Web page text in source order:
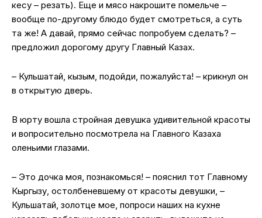
кесу – резать). Еще и мясо накрошите помельче –
вообще по-другому блюдо будет смотреться, а суть
та же! А давай, прямо сейчас попробуем сделать? –
предложил дорогому другу Главный Казах.
– Кульшатай, кызым, подойди, пожалуйста! – крикнул он
в открытую дверь.
В юрту вошла стройная девушка удивительной красоты
и вопросительно посмотрела на Главного Казаха
оленьими глазами.
– Это дочка моя, познакомься! – пояснил тот Главному
Кыргызу, остолбеневшему от красоты девушки, –
Кульшатай, золотце мое, попроси наших на кухне